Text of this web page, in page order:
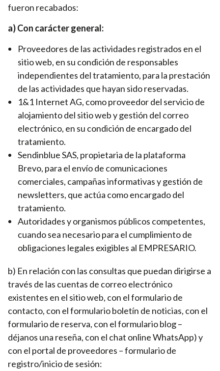
fueron recabados:
a) Con carácter general:
Proveedores de las actividades registrados en el
sitio web, en su condición de responsables
independientes del tratamiento, para la prestación
de las actividades que hayan sido reservadas.
1&1 Internet AG, como proveedor del servicio de
alojamiento del sitio web y gestión del correo
electrónico, en su condición de encargado del
tratamiento.
Sendinblue SAS, propietaria de la plataforma
Brevo, para el envío de comunicaciones
comerciales, campañas informativas y gestión de
newsletters, que actúa como encargado del
tratamiento.
Autoridades y organismos públicos competentes,
cuando sea necesario para el cumplimiento de
obligaciones legales exigibles al EMPRESARIO.
b) En relación con las consultas que puedan dirigirse a
través de las cuentas de correo electrónico
existentes en el sitio web, con el formulario de
contacto, con el formulario boletín de noticias, con el
formulario de reserva, con el formulario blog –
déjanos una reseña, con el chat online WhatsApp) y
con el portal de proveedores – formulario de
registro/inicio de sesión: